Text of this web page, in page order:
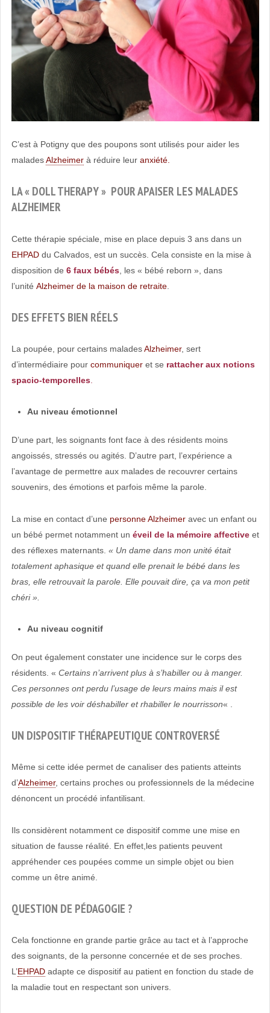
C’est à Potigny que des poupons sont utilisés pour aider les
maladesAlzheimerà réduire leur anxiété.
LA « DOLL THERAPY » POUR APAISER LES MALADES
ALZHEIMER
Cette thérapie spéciale, mise en place depuis 3 ans dans un
EHPADdu Calvados, est un succès. Cela consiste en la mise à
disposition de 6 faux bébés, les « bébé reborn », dans
l’unité Alzheimer de la maison de retraite.
DES EFFETS BIEN RÉELS
La poupée, pour certains maladesAlzheimer, sert
d’intermédiaire pour communiqueret se rattacher aux notions
spacio-temporelles.
Au niveau émotionnel
D’une part, les soignants font face à des résidents moins
angoissés, stressés ou agités. D’autre part, l’expérience a
l’avantage de permettre aux malades de recouvrer certains
souvenirs, des émotions et parfois même la parole.
La mise en contact d’une personne Alzheimeravec un enfant ou
un bébé permet notamment un éveil de la mémoire affectiveet
des réflexes maternants. « Un dame dans mon unité était
totalement aphasique et quand elle prenait le bébé dans les
bras, elle retrouvait la parole. Elle pouvait dire, ça va mon petit
chéri ».
Au niveau cognitif
On peut également constater une incidence sur le corps des
résidents. « Certains n’arrivent plus à s’habiller ou à manger.
Ces personnes ont perdu l’usage de leurs mains mais il est
possible de les voir déshabiller et rhabiller le nourrisson« .
UN DISPOSITIF THÉRAPEUTIQUE CONTROVERSÉ
Même si cette idée permet de canaliser des patients atteints
d’Alzheimer, certains proches ou professionnels de la médecine
dénoncent un procédé infantilisant.
Ils considèrent notamment ce dispositif comme une mise en
situation de fausse réalité. En effet,les patients peuvent
appréhender ces poupées comme un simple objet ou bien
comme un être animé.
QUESTION DE PÉDAGOGIE ?
Cela fonctionne en grande partie grâce au tact et à l’approche
des soignants, de la personne concernée et de ses proches.
L’EHPADadapte ce dispositif au patient en fonction du stade de
la maladie tout en respectant son univers.